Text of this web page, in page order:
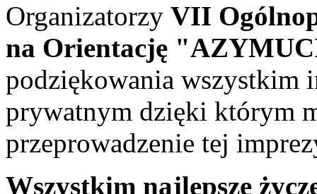
Organizatorzy VII
na Orientację
podziękowania wszystkim
prywatnym dzięki którym
przeprowadzenie tej
Wszystkim najlepsze